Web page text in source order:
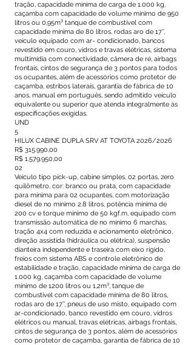
tração, capacidade mínima de carga de 1.000 kg,
caçamba com capacidade de volume mínimo de 950
litros ou 0,95m³ tanque de combustível com
capacidade mínima de 80 litros, rodas aro de 17’’,
veículo equipado com ar- condicionado, bancos
revestido em couro, vidros e travas elétricas, sistema
multimídia com conectividade, câmera de ré, airbags
frontais, cintos de segurança de 3 pontos para todos
os ocupantes, além de acessórios como protetor de
caçamba, estribos laterais, garantia de fábrica de 10
anos, manual em português, sendo admitido veículo
equivalente ou superior que atenda integralmente às
especificações exigidas.
UND
5
HILUX CABINE DUPLA SRV AT TOYOTA 2026/2026
R$ 315.990,00
R$ 1.579.950,00
02
Veículo tipo pick-up, cabine simples, 02 portas, zero
quilômetro, cor: branco ou prata, com capacidade
para mínima para 02 ocupantes, com motorização
diesel de no mínimo 2.8 litros, potência mínima de
200 cv e torque mínimo de 50 kgf.m, equipado com
transmissão automática de no mínimo 6 marchas,
tração 4x4 com reduzida e acionamento eletrônico,
direção assistida (hidráulica ou elétrica), suspensão
dianteira independente e traseira com eixo rígido,
freios com sistema ABS e controle eletrônico de
estabilidade e tração, capacidade mínima de carga de
1.000 kg, caçamba com capacidade de volume
mínimo de 1200 litros ou 1,2m³, tanque de
combustível com capacidade mínima de 80 litros,
rodas aro de 17’’, pneus de uso misto, equipado com
ar-condicionado, banco revestido em couro, vidros
elétricos ou manual, travas elétricas, airbags frontais,
cintos de segurança de 3 pontos, além de acessórios
como protetor de caçamba, garantia de fábrica de 10